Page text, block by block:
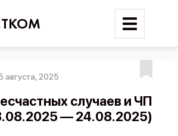
Поиск
августа, 2025
случаев и ЧП
— 24.08.2025)